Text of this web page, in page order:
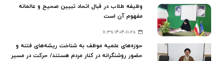
وظیفه‌ طلاب در قبال اتحاد تبیین صحیح و عالمانه‌
مفهوم آن است
۱۴۰۴-۱۱-۲۸ ۱۱:۳۹
حوزه‌های علمیه موظف به شناخت ریشه‌های فتنه و
حضور روشنگرانه در کنار مردم هستند/ حرکت در مسیر